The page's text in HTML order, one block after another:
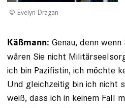
Evelyn Dragan
Käßmann: Genau, denn
wären Sie nicht
ich bin ­Pazifistin, ich möchte
Und gleichzeitig bin ich nicht
weiß, dass ich in keinem Fall